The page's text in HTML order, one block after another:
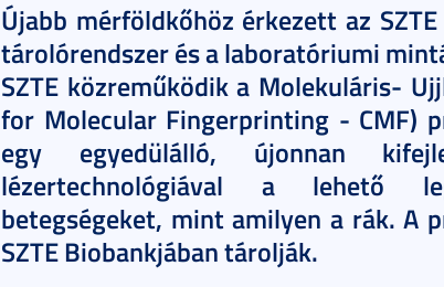
Újabb mérföldkőhöz érkezett az
tárolórendszer és a laboratóriumi
SZTE közreműködik a Molekuláris-
for Molecular Fingerprinting - CMF)
egy egyedülálló, újonnan
lézertechnológiával a lehető
betegségeket, mint amilyen a rák. A
SZTE Biobankjában tárolják.